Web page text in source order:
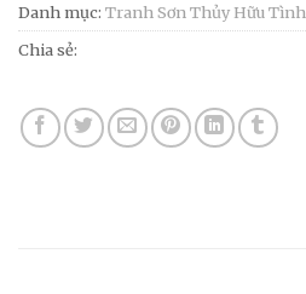
Danh mục: Tranh Sơn Thủy Hữu Tình
Chia sẻ: